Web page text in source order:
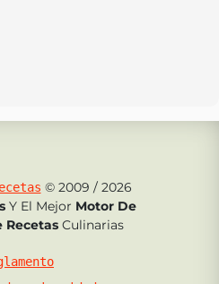
© 2009 / 2026
Y El Mejor Motor De
Recetas Culinarias